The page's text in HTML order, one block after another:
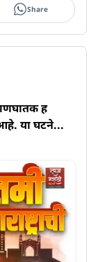
Share
ह
या घटने...